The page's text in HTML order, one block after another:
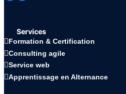
Services
Formation & Certification
Consulting agile
Service web
Apprentissage en Alternance